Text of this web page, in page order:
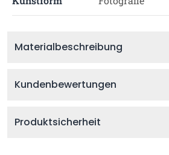
Materialbeschreibung
Kundenbewertungen
Produktsicherheit